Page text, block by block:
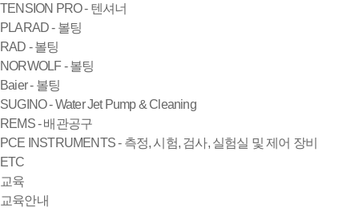
TENSION PRO - 텐셔너
PLARAD - 볼팅
RAD - 볼팅
NORWOLF - 볼팅
Baier - 볼팅
SUGINO - Water Jet Pump & Cleaning
REMS - 배관공구
PCE INSTRUMENTS - 측정, 시험, 검사, 실험실 및 제어 장비
ETC
교육
교육안내